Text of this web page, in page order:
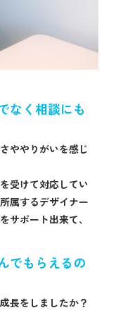
なく相談にも
ややりがいを感じ
受けて対応してい
属するデザイナー
サポート出来て、
でもらえるの
長をしましたか？